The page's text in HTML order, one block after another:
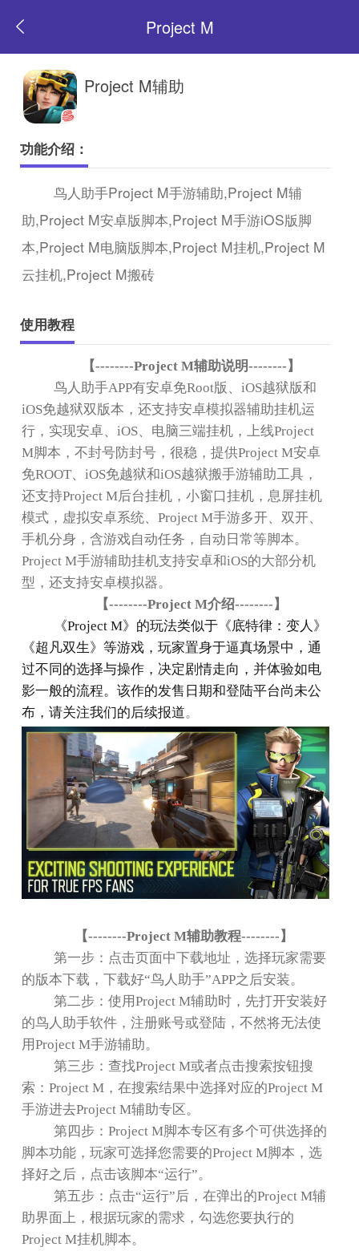
Project M
返
页
Project M辅助
功能介绍：
鸟人助手Project M手游辅助,Project M辅
助,Project M安卓版脚本,Project M手游iOS版脚
本,Project M电脑版脚本,Project M挂机,Project M
云挂机,Project M搬砖
使用教程
【--------Project M辅助说明--------】
鸟人助手APP有安卓免Root版、iOS越狱版和
iOS免越狱双版本，还支持安卓模拟器辅助挂机运
行，实现安卓、iOS 、电脑三端挂机，上线Project
M脚本，不封号防封号，很稳，提供Project M安卓
免ROOT 、iOS免越狱和iOS越狱搬手游辅助工具，
还支持Project M后台挂机，小窗口挂机，息屏挂机
模式，虚拟安卓系统、Project M手游多开、双开、
手机分身，含游戏自动任务，自动日常等脚本。
Project M手游辅助挂机支持安卓和iOS的大部分机
型，还支持安卓模拟器。
【--------Project M介绍--------】
《Project M》的玩法类似于《底特律：变人》
《超凡双生》等游戏，玩家置身于逼真场景中，通
过不同的选择与操作，决定剧情走向，并体验如电
影一般的流程。该作的发售日期和登陆平台尚未公
布，请关注我们的后续报道。
【--------Project M辅助教程-------- 】
第一步：点击页面中下载地址，选择玩家需要
的版本下载，下载好“鸟人助手”APP之后安装。
第二步：使用Project M辅助时，先打开安装好
的鸟人助手软件，注册账号或登陆，不然将无法使
用Project M手游辅助。
第三步：查找Project M或者点击搜索按钮搜
索：Project M ，在搜索结果中选择对应的Project M
手游进去Project M辅助专区。
第四步：Project M脚本专区有多个可供选择的
脚本功能，玩家可选择您需要的Project M脚本，选
择好之后，点击该脚本“运行”。
第五步：点击“运行”后，在弹出的Project M辅
助界面上，根据玩家的需求，勾选您要执行的
Project M挂机脚本。